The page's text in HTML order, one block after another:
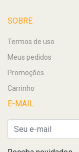
SOBRE
Termos de uso
Meus pedidos
Promoções
Carrinho
E-MAIL